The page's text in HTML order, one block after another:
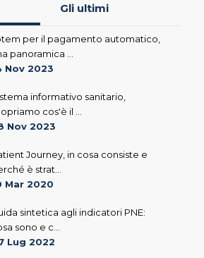
Gli ultimi
per il pagamento automatico,
panoramica ...
Nov 2023
informativo sanitario,
cos'è il ...
Nov 2023
Journey, in cosa consiste e
è strat...
Mar 2020
sintetica agli indicatori PNE:
sono e c...
Lug 2022